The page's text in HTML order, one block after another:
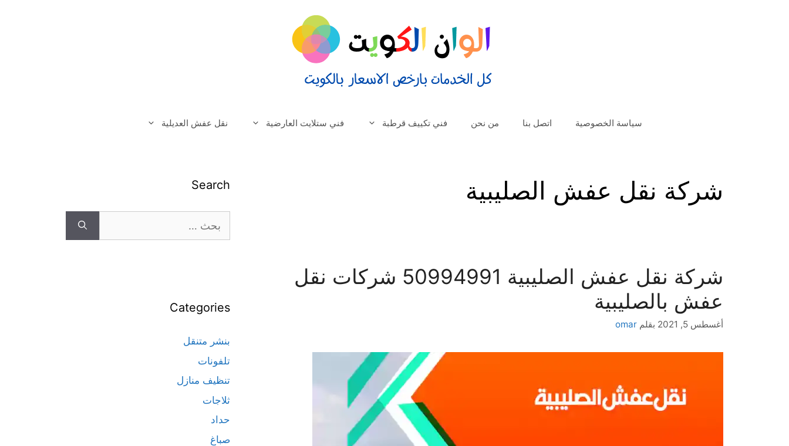
سياسة الخصوصية اتصل بنا من نحن فني تكييف قرطبة فني ستلايت العارضية نقل عفش العديلية
شركة نقل عفش الصليبية
شركة نقل عفش الصليبية 50994991 شركات نقل
عفش بالصليبية
أغسطس 5, 2021 بقلم omar
Search
Categories
بنشر متنقل
تلفونات
تنظيف منازل
ثلاجات
حداد
صباغ